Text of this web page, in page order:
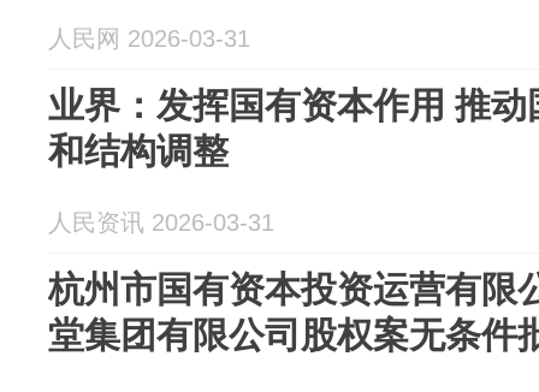
人民网 2026-03-31
业界：发挥国有资本作用 推
和结构调整
人民资讯 2026-03-31
杭州市国有资本投资运营有限
堂集团有限公司股权案无条件